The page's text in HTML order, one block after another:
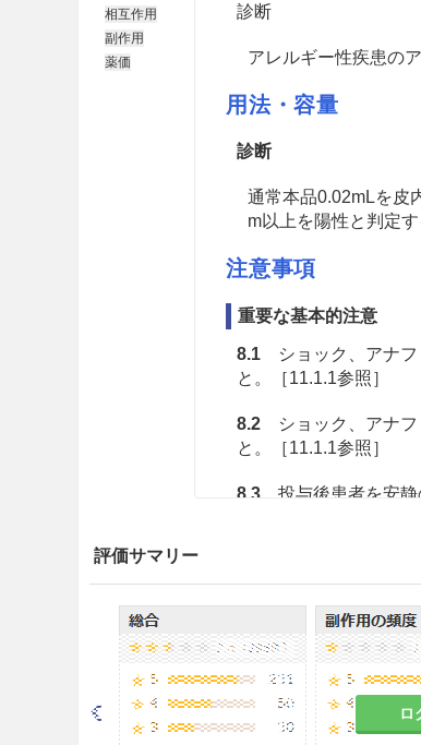
相互作用
副作用
薬価
診断
アレルギー性疾患の
用法・容量
診断
通常本品0.02mLを皮
m以上を陽性と判定す
注意事項
重要な基本的注意
8.1ショック、アナフ
と。［11.1.1参照］
8.2ショック、アナフ
と。［11.1.1参照］
8.3投与後患者を安静
9.1.1 神経質な患者
まず原則として乱
ストにうつること
特に食餌性アレル
評価サマリー
ロ